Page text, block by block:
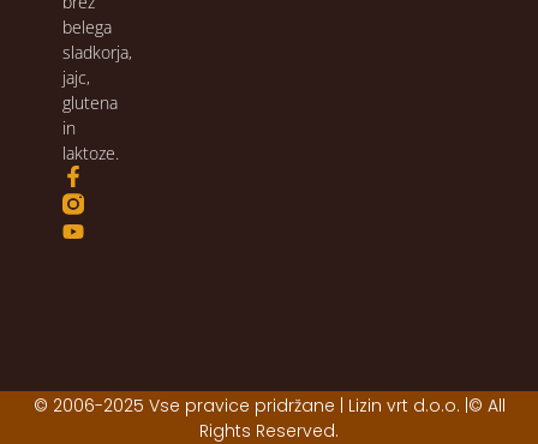
belega
sladkorja,
jajc,
glutena
in
laktoze.
© 2006-2025 Vse pravice pridržane | Lizin vrt d.o.o. |© All
Rights Reserved.